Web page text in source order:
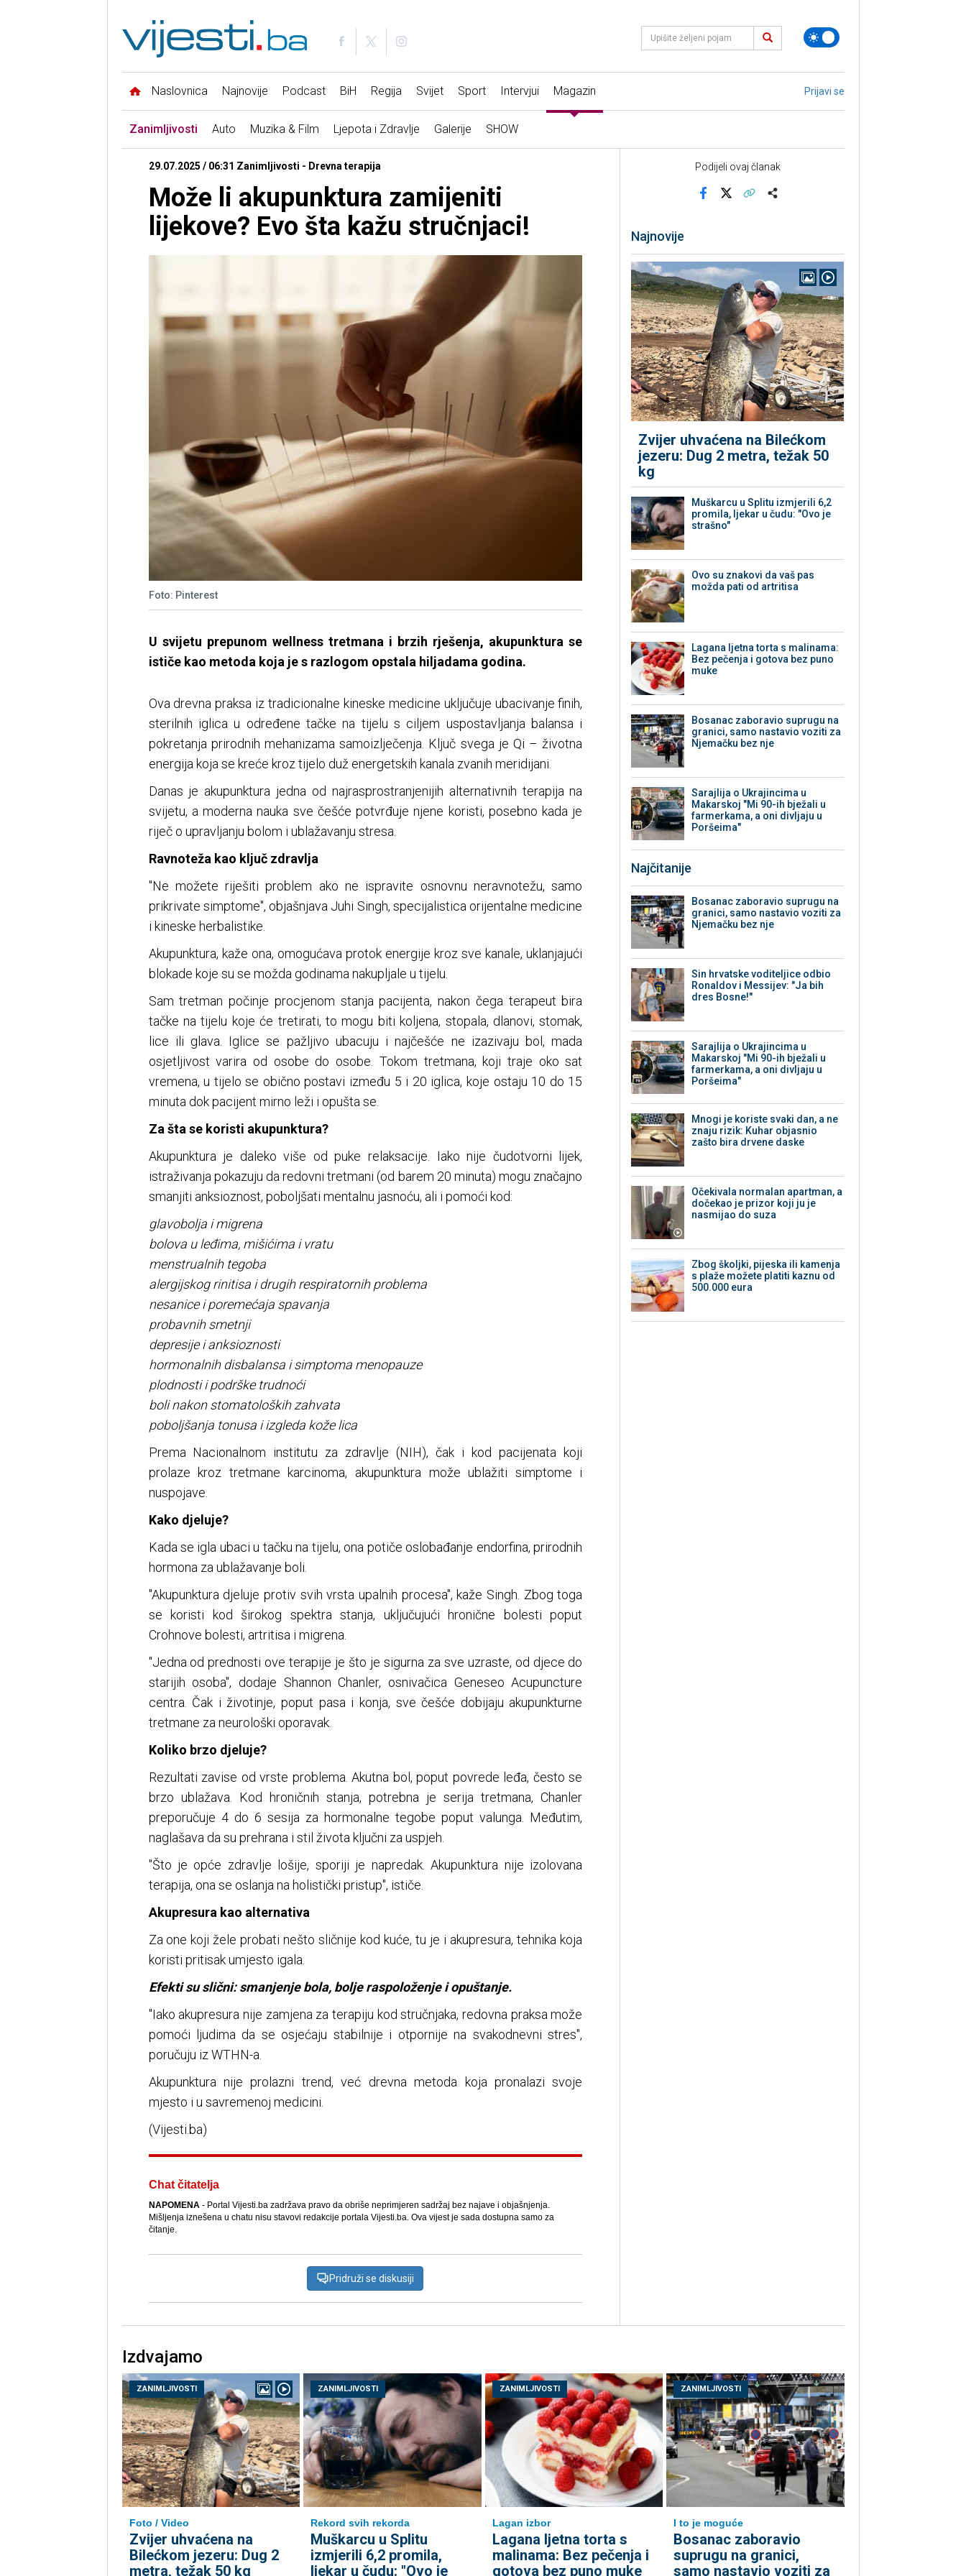
Naslovnica Najnovije Podcast BiH Regija Svijet Sport Intervjui Magazin Prijavi se
Zanimljivosti Auto Muzika & Film Ljepota i Zdravlje Galerije SHOW
29.07.2025 / 06:31 Zanimljivosti - Drevna terapija
Može li akupunktura zamijeniti
lijekove? Evo šta kažu stručnjaci!
Foto: Pinterest
U svijetu prepunom wellness tretmana i brzih rješenja, akupunktura se
ističe kao metoda koja je s razlogom opstala hiljadama godina.
Ova drevna praksa iz tradicionalne kineske medicine uključuje ubacivanje finih,
sterilnih iglica u određene tačke na tijelu s ciljem uspostavljanja balansa i
pokretanja prirodnih mehanizama samoizlječenja. Ključ svega je Qi – životna
energija koja se kreće kroz tijelo duž energetskih kanala zvanih meridijani.
Danas je akupunktura jedna od najrasprostranjenijih alternativnih terapija na
svijetu, a moderna nauka sve češće potvrđuje njene koristi, posebno kada je
riječ o upravljanju bolom i ublažavanju stresa.
Ravnoteža kao ključ zdravlja
"Ne možete riješiti problem ako ne ispravite osnovnu neravnotežu, samo
prikrivate simptome", objašnjava Juhi Singh, specijalistica orijentalne medicine
i kineske herbalistike.
Akupunktura, kaže ona, omogućava protok energije kroz sve kanale, uklanjajući
blokade koje su se možda godinama nakupljale u tijelu.
Sam tretman počinje procjenom stanja pacijenta, nakon čega terapeut bira
tačke na tijelu koje će tretirati, to mogu biti koljena, stopala, dlanovi, stomak,
lice ili glava. Iglice se pažljivo ubacuju i najčešće ne izazivaju bol, mada
osjetljivost varira od osobe do osobe. Tokom tretmana, koji traje oko sat
vremena, u tijelo se obično postavi između 5 i 20 iglica, koje ostaju 10 do 15
minuta dok pacijent mirno leži i opušta se.
Za šta se koristi akupunktura?
Akupunktura je daleko više od puke relaksacije. Iako nije čudotvorni lijek,
istraživanja pokazuju da redovni tretmani (od barem 20 minuta) mogu značajno
smanjiti anksioznost, poboljšati mentalnu jasnoću, ali i pomoći kod:
glavobolja i migrena
bolova u leđima, mišićima i vratu
menstrualnih tegoba
alergijskog rinitisa i drugih respiratornih problema
nesanice i poremećaja spavanja
probavnih smetnji
depresije i anksioznosti
hormonalnih disbalansa i simptoma menopauze
plodnosti i podrške trudnoći
boli nakon stomatoloških zahvata
poboljšanja tonusa i izgleda kože lica
Prema Nacionalnom institutu za zdravlje (NIH), čak i kod pacijenata koji
prolaze kroz tretmane karcinoma, akupunktura može ublažiti simptome i
nuspojave.
Kako djeluje?
Kada se igla ubaci u tačku na tijelu, ona potiče oslobađanje endorfina, prirodnih
hormona za ublažavanje boli.
"Akupunktura djeluje protiv svih vrsta upalnih procesa", kaže Singh. Zbog toga
se koristi kod širokog spektra stanja, uključujući hronične bolesti poput
Crohnove bolesti, artritisa i migrena.
"Jedna od prednosti ove terapije je što je sigurna za sve uzraste, od djece do
starijih osoba", dodaje Shannon Chanler, osnivačica Geneseo Acupuncture
centra. Čak i životinje, poput pasa i konja, sve češće dobijaju akupunkturne
tretmane za neurološki oporavak.
Koliko brzo djeluje?
Rezultati zavise od vrste problema. Akutna bol, poput povrede leđa, često se
brzo ublažava. Kod hroničnih stanja, potrebna je serija tretmana, Chanler
preporučuje 4 do 6 sesija za hormonalne tegobe poput valunga. Međutim,
naglašava da su prehrana i stil života ključni za uspjeh.
"Što je opće zdravlje lošije, sporiji je napredak. Akupunktura nije izolovana
terapija, ona se oslanja na holistički pristup", ističe.
Akupresura kao alternativa
Za one koji žele probati nešto sličnije kod kuće, tu je i akupresura, tehnika koja
koristi pritisak umjesto igala.
Efekti su slični: smanjenje bola, bolje raspoloženje i opuštanje.
"Iako akupresura nije zamjena za terapiju kod stručnjaka, redovna praksa može
pomoći ljudima da se osjećaju stabilnije i otpornije na svakodnevni stres",
poručuju iz WTHN-a.
Akupunktura nije prolazni trend, već drevna metoda koja pronalazi svoje
mjesto i u savremenoj medicini.
(Vijesti.ba)
Chat čitatelja
NAPOMENA- Portal Vijesti.ba zadržava pravo da obriše neprimjeren sadržaj bez najave i objašnjenja.
Mišljenja iznešena u chatu nisu stavovi redakcije portala Vijesti.ba. Ova vijest je sada dostupna samo za
čitanje.
Pridruži se diskusiji
Podijeli ovaj članak
Najnovije
Zvijer uhvaćena na Bilećkom
jezeru: Dug 2 metra, težak 50
kg
Muškarcu u Splitu izmjerili 6,2
promila, ljekar u čudu: "Ovo je
strašno"
Ovo su znakovi da vaš pas
možda pati od artritisa
Lagana ljetna torta s malinama:
Bez pečenja i gotova bez puno
muke
Bosanac zaboravio suprugu na
granici, samo nastavio voziti za
Njemačku bez nje
Sarajlija o Ukrajincima u
Makarskoj "Mi 90-ih bježali u
farmerkama, a oni divljaju u
Poršeima"
Najčitanije
Bosanac zaboravio suprugu na
granici, samo nastavio voziti za
Njemačku bez nje
Sin hrvatske voditeljice odbio
Ronaldov i Messijev: "Ja bih
dres Bosne!"
Sarajlija o Ukrajincima u
Makarskoj "Mi 90-ih bježali u
farmerkama, a oni divljaju u
Poršeima"
Mnogi je koriste svaki dan, a ne
znaju rizik: Kuhar objasnio
zašto bira drvene daske
Očekivala normalan apartman, a
dočekao je prizor koji ju je
nasmijao do suza
Zbog školjki, pijeska ili kamenja
s plaže možete platiti kaznu od
500.000 eura
Izdvajamo
ZANIMLJIVOSTI
Foto / Video
Zvijer uhvaćena na
Bilećkom jezeru: Dug 2
metra, težak 50 kg
ZANIMLJIVOSTI
Rekord svih rekorda
Muškarcu u Splitu
izmjerili 6,2 promila,
ljekar u čudu: "Ovo je
ZANIMLJIVOSTI
Lagan izbor
Lagana ljetna torta s
malinama: Bez pečenja i
gotova bez puno muke
ZANIMLJIVOSTI
I to je moguće
Bosanac zaboravio
suprugu na granici,
samo nastavio voziti za